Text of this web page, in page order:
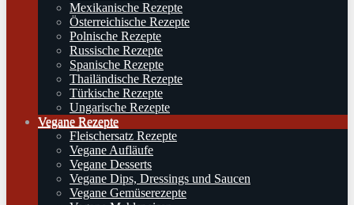
Mexikanische Rezepte
Österreichische Rezepte
Polnische Rezepte
Russische Rezepte
Spanische Rezepte
Thailändische Rezepte
Türkische Rezepte
Ungarische Rezepte
Vegane Rezepte
Fleischersatz Rezepte
Vegane Aufläufe
Vegane Desserts
Vegane Dips, Dressings und Saucen
Vegane Gemüserezepte